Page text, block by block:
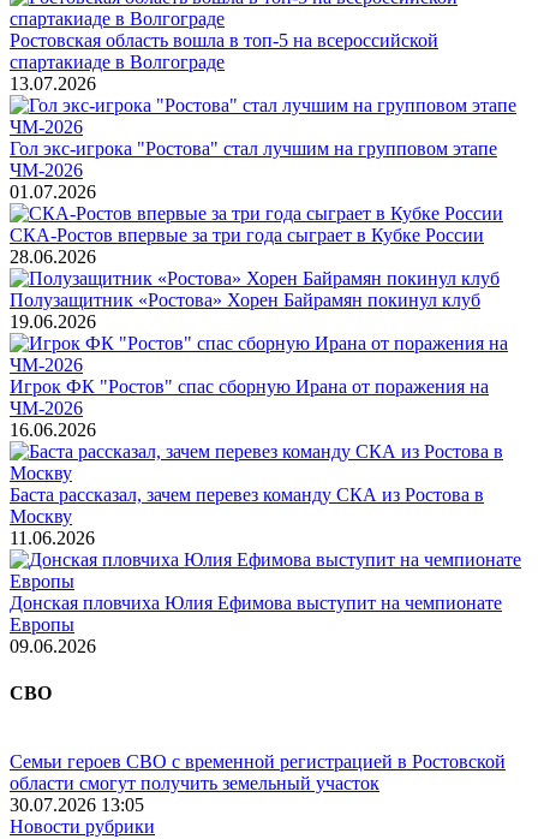
Ростовская область вошла в топ-5 на всероссийской
спартакиаде в Волгограде
13.07.2026
Гол экс-игрока "Ростова" стал лучшим на групповом этапе
ЧМ-2026
01.07.2026
СКА-Ростов впервые за три года сыграет в Кубке России
28.06.2026
Полузащитник «Ростова» Хорен Байрамян покинул клуб
19.06.2026
Игрок ФК "Ростов" спас сборную Ирана от поражения на
ЧМ-2026
16.06.2026
Баста рассказал, зачем перевез команду СКА из Ростова в
Москву
11.06.2026
Донская пловчиха Юлия Ефимова выступит на чемпионате
Европы
09.06.2026
СВО
Семьи героев СВО с временной регистрацией в Ростовской
области смогут получить земельный участок
30.07.2026 13:05
Новости рубрики